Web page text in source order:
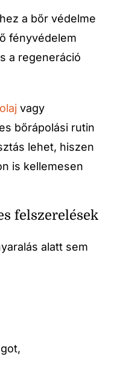
a bőr védelme
fényvédelem
a regeneráció
vagy
bőrápolási rutin
lehet, hiszen
is kellemesen
felszerelések
alatt sem